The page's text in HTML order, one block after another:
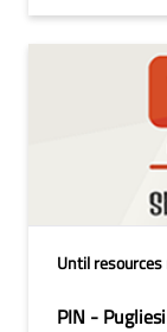
Until
PIN -